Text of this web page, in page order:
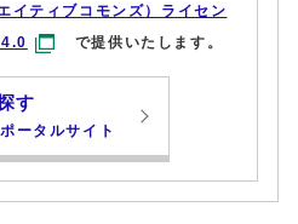
イティブコモンズ）ライセン
で提供いたします。
す
ータルサイト